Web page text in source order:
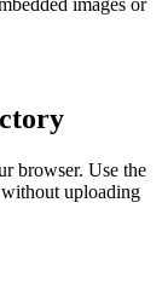
images or
browser. Use the
uploading